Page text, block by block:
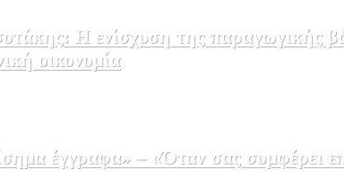
Η ενίσχυση της παραγωγικής
οικονομία
έγγραφα» – «Όταν σας συμφέρει